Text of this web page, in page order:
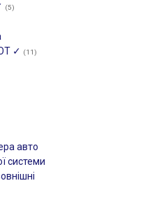
(5)
✓ (11)
авто
системи